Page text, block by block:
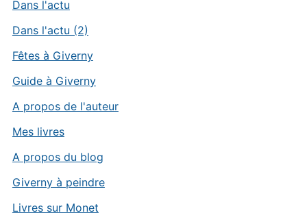
Dans l'actu
Dans l'actu (2)
Fêtes à Giverny
Guide à Giverny
A propos de l'auteur
Mes livres
A propos du blog
Giverny à peindre
Livres sur Monet